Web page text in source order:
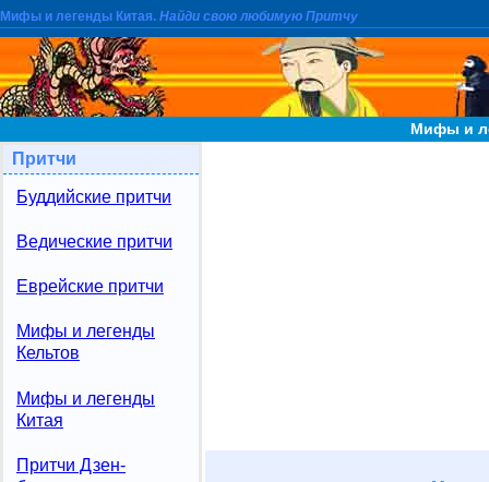
Мифы и легенды Китая. Найди свою любимую Притчу
Мифы и
Притчи
Буддийские притчи
Ведические притчи
Еврейские притчи
Мифы и легенды
Кельтов
Мифы и легенды
Китая
Притчи Дзен-